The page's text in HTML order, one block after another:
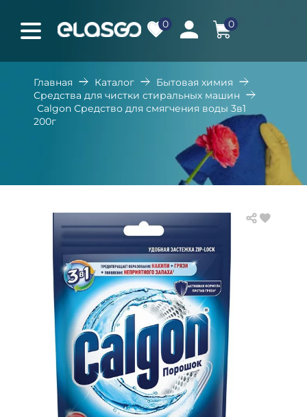
0 0
Главная Каталог
Бытовая химия
Средства для чистки стиральных машин
Calgon Средство для смягчения воды 3в1
200г